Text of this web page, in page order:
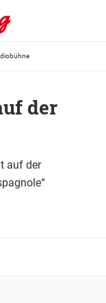
der
auf der